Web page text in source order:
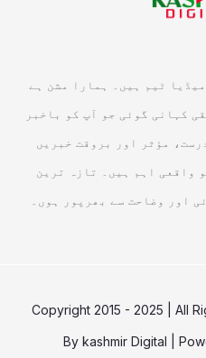
ٹیم ہیں۔ ہمارا مشن ہے
کہانی گوئی جو آپ کو باخبر
مؤثر اور بروقت خبریں
واقعی اہم ہیں۔ تازہ ترین
اور وضاحت سے بھرپور ہوں۔
© Copyright 2015 - 2025 | All
By kashmir Digital |